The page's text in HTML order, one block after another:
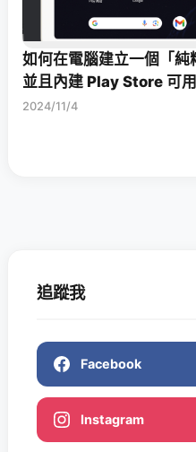
如何在電腦建立一個「
並且內建 Play Store 可用
2024/11/4
追蹤我
Facebook
Instagram